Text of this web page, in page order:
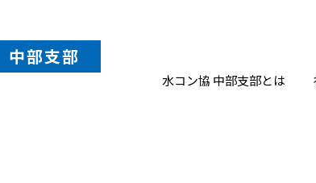
中部支部
水コン協 中部支部とは